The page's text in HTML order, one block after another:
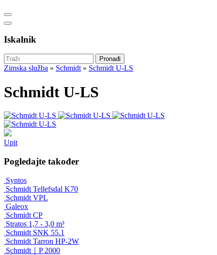
Iskalnik
Zimska služba » Schmidt» Schmidt U-LS
Schmidt U-LS
Upit
Pogledajte također
Syntos
Schmidt Tellefsdal K70
Schmidt VPL
Galeox
Schmidt CP
Stratos 1,7 - 3,0 m³
Schmidt SNK 55.1
Schmidt Tarron HP-2W
Schmidt｜P 2000